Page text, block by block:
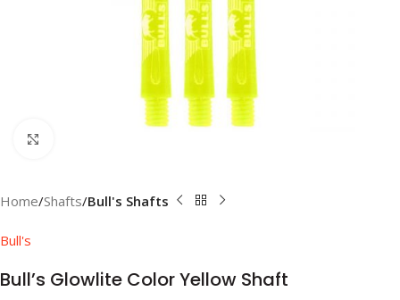
Home Shafts Bull's Shafts
Bull's
Bull’s Glowlite Color Yellow Shaft